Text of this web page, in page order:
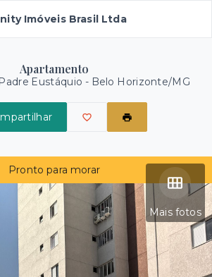
Imóveis Brasil Ltda
Apartamento
Padre Eustáquio - Belo Horizonte/MG
Mais fotos
Pronto para morar